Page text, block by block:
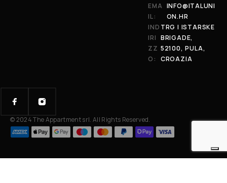
EMA
IL:
INFO@ITALUNI
ON.HR
IND
IRI
ZZ
O:
TRG I ISTARSKE
BRIGADE,
52100, PULA,
CROAZIA
© 2024 The Appartment srl. All Rights Reserved.